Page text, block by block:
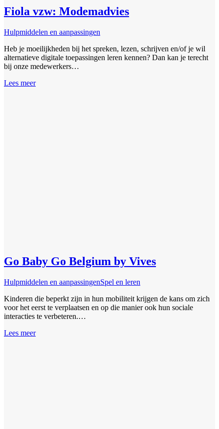
Fiola vzw: Modemadvies
Hulpmiddelen en aanpassingen
Heb je moeilijkheden bij het spreken, lezen, schrijven en/of je wil
alternatieve digitale toepassingen leren kennen? Dan kan je terecht
bij onze medewerkers…
Lees meer
Go Baby Go Belgium by Vives
Hulpmiddelen en aanpassingenSpel en leren
Kinderen die beperkt zijn in hun mobiliteit krijgen de kans om zich
voor het eerst te verplaatsen en op die manier ook hun sociale
interacties te verbeteren.…
Lees meer